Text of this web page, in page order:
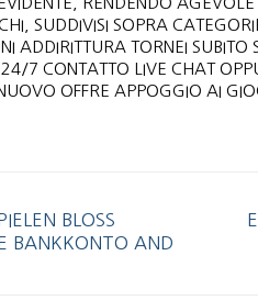
SUDDIVISI SOPRA
ADDIRITTURA TORNEI SUBITO
7 CONTATTO LIVE CHAT
OFFRE APPOGGIO AI
BLOSS R
AND R